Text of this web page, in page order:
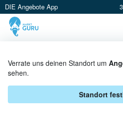
DIE Angebote App
Verrate uns deinen Standort um
sehen.
Standort
AKTIONEN BEI DM
MARKT